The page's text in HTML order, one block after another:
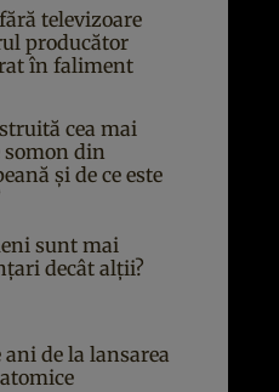
televizoare
producător
în faliment
cea mai
somon din
și de ce este
sunt mai
decât alții?
ani de la lansarea